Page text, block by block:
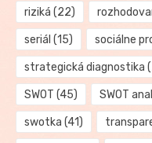
riziká (22)
seriál (15) sociálne
strategická diagnostika
SWOT (45) SWOT
swotka (41)